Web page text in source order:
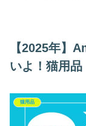
【2025年】
いよ！猫用品
猫用品